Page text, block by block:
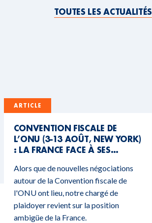
TOUTES LES ACTUALITÉS
ARTICLE
CONVENTION FISCALE DE
L’ONU (3-13 AOÛT, NEW YORK)
: LA FRANCE FACE À SES
BUDGÉTAIRES
Alors que de nouvelles négociations
autour de la Convention fiscale de
l'ONU ont lieu, notre chargé de
plaidoyer revient sur la position
ambigüe de la France.